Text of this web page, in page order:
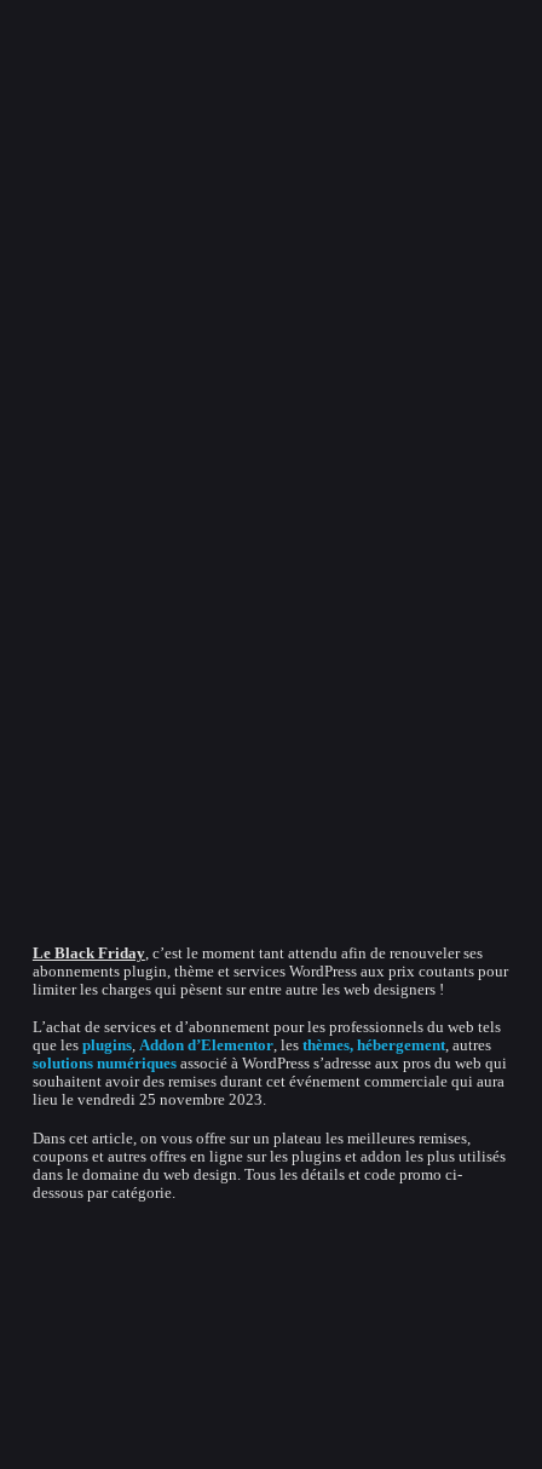
Le Black Friday, c’est le moment tant attendu afin de renouveler ses
abonnements plugin, thème et services WordPress aux prix coutants pour
limiter les charges qui pèsent sur entre autre les web designers !
L’achat de services et d’abonnement pour les professionnels du web tels
que les plugins, Addon d’Elementor, les thèmes, hébergement, autres
solutions numériquesassocié à WordPress s’adresse aux pros du web qui
souhaitent avoir des remises durant cet événement commerciale qui aura
lieu le vendredi 25 novembre 2023.
Dans cet article, on vous offre sur un plateau les meilleures remises,
coupons et autres offres en ligne sur les plugins et addon les plus utilisés
dans le domaine du web design. Tous les détails et code promo ci-
dessous par catégorie.